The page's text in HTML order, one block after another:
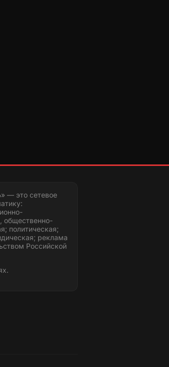
— это сетевое
общественно-
политическая;
реклама
Российской